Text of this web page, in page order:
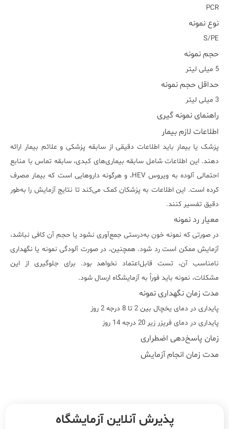
PCR
نوع نمونه
S/PE
حجم نمونه
5 میلی لیتر
حداقل حجم نمونه
3 میلی لیتر
راهنمای نمونه گیری
اطلاعات لازم بیمار
پزشک یا بیمار باید اطلاعات دقیقی از سابقه پزشکی و علائم بیمار ارائه
دهند. این اطلاعات شامل سابقه بیماری‌های کبدی، سابقه تماس با منابع
احتمالی آلوده به ویروس HEV، و هرگونه داروهایی است که بیمار مصرف
کرده است. این اطلاعات به پزشکان کمک می‌کند تا نتایج آزمایش را به‌طور
دقیق تفسیر کنند.
معیار رد نمونه
در صورتی که نمونه خون به‌درستی جمع‌آوری نشود یا حجم آن کافی نباشد،
آزمایش ممکن است رد شود. همچنین، در صورت آلودگی نمونه یا نگهداری
نامناسب آن، تست قابل‌اعتماد نخواهد بود. برای جلوگیری از این
مشکلات، نمونه باید فوراً به آزمایشگاه ارسال شود.
مدت زمان نگهداری نمونه
پایداری در دمای یخچال بین 2 تا 8 درجه 2 روز
پایداری در دمای فریزر زیر 20 درجه 14 روز
زمان پاسخ‌دهی اضطراری
مدت زمان انجام آزمایش
پذیرش آنلاین آزمایشگاه